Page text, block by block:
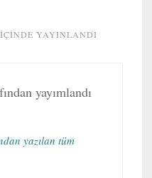
IÇINDE YAYINLANDI
yayımlandı
yazılan tüm